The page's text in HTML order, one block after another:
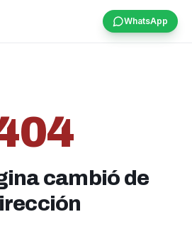
WhatsApp
cambió de